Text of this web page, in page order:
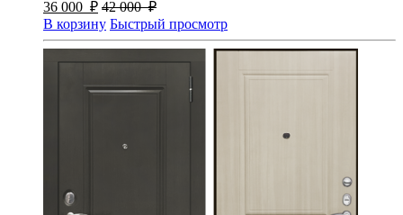
36 000 ₽ 42 000 ₽
В корзину Быстрый просмотр